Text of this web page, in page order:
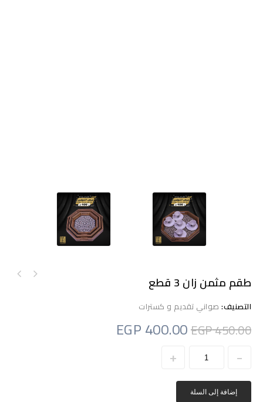
طقم مثمن زان 3 قطع
التصنيف: صواني تقدیم و كسترات
EGP450.00
EGP400.00
إضافة إلى السلة